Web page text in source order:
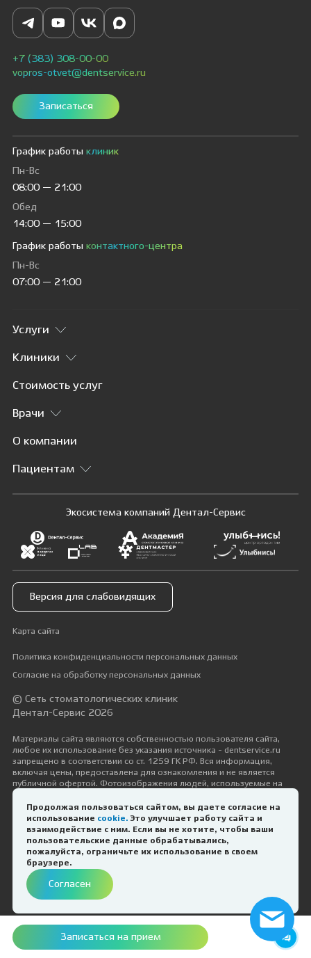
Записаться на прием
Продолжая пользоваться сайтом, вы даете согласие на
использование cookie. Это улучшает работу сайта и
взаимодействие с ним. Если вы не хотите, чтобы ваши
пользовательские данные обрабатывались,
пожалуйста, ограничьте их использование в своем
браузере.
Согласен
+7 (383) 308-00-00
vopros-otvet@dentservice.ru
Записаться
График работы клиник
Пн-Вс
08:00 — 21:00
Обед
14:00 — 15:00
График работы контактного-центра
Пн-Вс
07:00 — 21:00
Услуги
Клиники
Стоимость услуг
Врачи
О компании
Пациентам
Экосистема компаний Дентал-Сервис
Версия для слабовидящих
Карта сайта
Политика конфиденциальности персональных данных
Согласие на обработку персональных данных
© Сеть стоматологических клиник
Дентал-Сервис 2026
Материалы сайта являются собственностью пользователя сайта,
любое их использование без указания источника - dentservice.ru
запрещено в соответствии со ст. 1259 ГК РФ. Вся информация,
включая цены, предоставлена для ознакомления и не является
публичной офертой. Фотоизображения людей, используемые на
сайте, размещены исключительно с их согласия в рамках трудовых и
гражданско-правовых отношений с ними.
Дизайн и разработка — Космос-Веб
ИМЕЮТСЯ ПРОТИВОПОКАЗАНИЯ.
НЕОБХОДИМА КОНСУЛЬТАЦИЯ
СПЕЦИАЛИСТА